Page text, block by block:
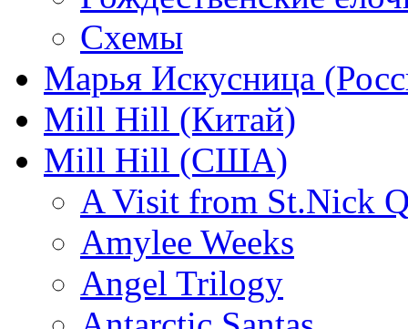
Схемы
Марья Искусница
Mill Hill (Китай)
Mill Hill (США)
A Visit from St.Nick
Amylee Weeks
Angel Trilogy